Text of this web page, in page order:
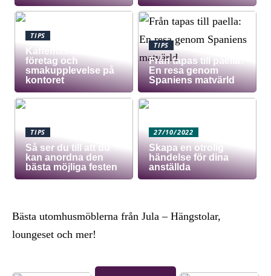
TIPS
Kaffemaskin för
företag och
smakupplevelse på
kontoret
TIPS
Från tapas till paella:
En resa genom
Spaniens matvärld
TIPS
Så ser du till att du
kan anordna den
bästa möjliga festen
27/10/2022
Skapa en otrolig
händelse för dina
anställda
Bästa utomhusmöblerna från Jula – Hängstolar,
loungeset och mer!